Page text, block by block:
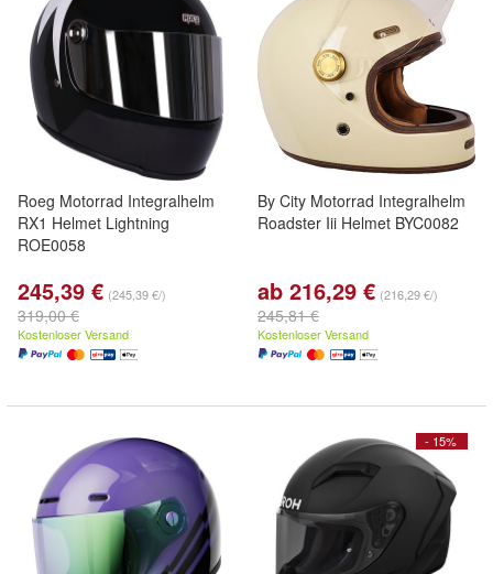
Roeg Motorrad Integralhelm
RX1 Helmet Lightning
ROE0058
245,39 € (245,39 €/)
319,00 €
Kostenloser Versand
By City Motorrad Integralhelm
Roadster Iii Helmet BYC0082
ab 216,29 € (216,29 €/)
245,81 €
Kostenloser Versand
- 15%